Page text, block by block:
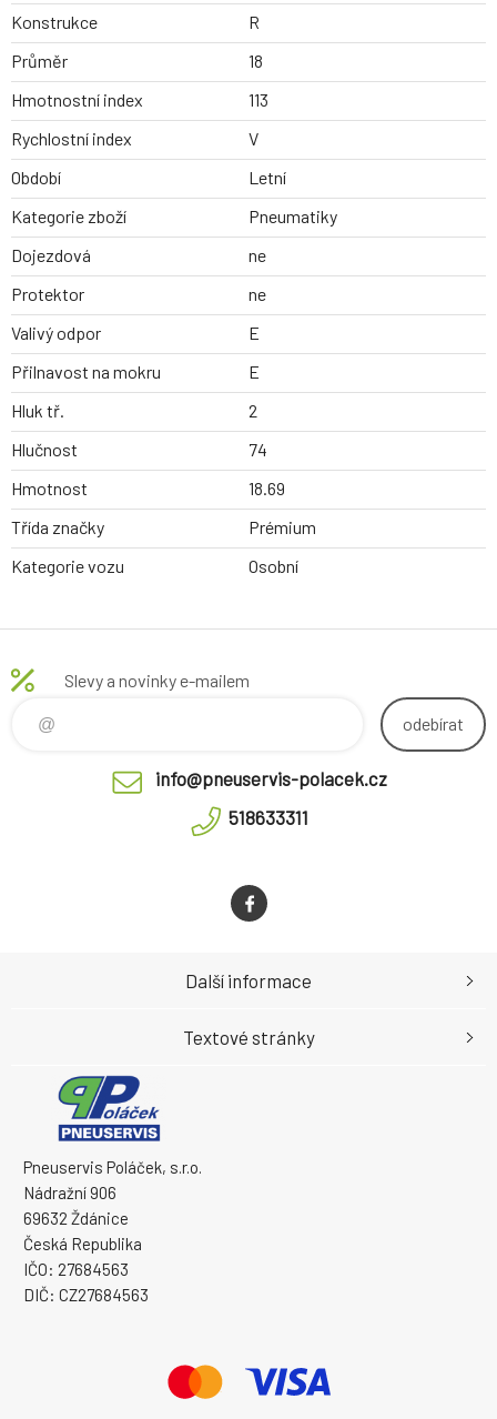
Konstrukce
R
Průměr
18
Hmotnostní index
113
Rychlostní index
V
Období
Letní
Kategorie zboží
Pneumatiky
Dojezdová
ne
Protektor
ne
Valivý odpor
E
Přilnavost na mokru
E
Hluk tř.
2
Hlučnost
74
Hmotnost
18.69
Třída značky
Prémium
Kategorie vozu
Osobní
Slevy a novinky e-mailem
odebírat
info@pneuservis-polacek.cz
518633311
Pneuservis Poláček, s.r.o.
Nádražní 906
69632 Ždánice
Česká Republika
IČO: 27684563
DIČ: CZ27684563
Další informace
Textové stránky